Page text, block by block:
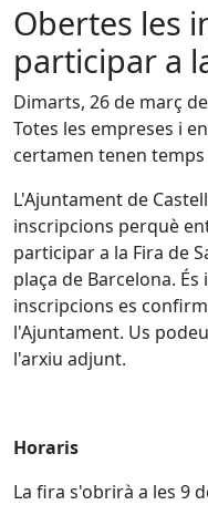
Obertes les
participar a
Dimarts, 26 de març
Totes les empreses i
certamen tenen
L'Ajuntament de
inscripcions perquè
participar a la Fira de
plaça de Barcelona.
inscripcions es
l'Ajuntament. Us
l'arxiu adjunt.
Horaris
La fira s'obrirà a les 9